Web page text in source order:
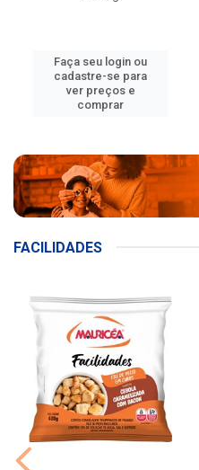
Faça seu login ou
cadastre-se para
ver preços e
comprar
FACILIDADES